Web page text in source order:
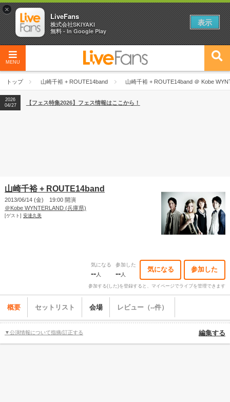
MENU
トップ 山崎千裕 + ROUTE14band 山崎千裕 + ROUTE14band ＠ Kobe
2026
04/27
2026
【ライブ動員ランキング】2026年上半期編発表！
2026
04/27
【フェス特集2026】フェス情報はここから！
山崎千裕 + ROUTE14band
2013/06/14 (金) 19:00 開演
＠Kobe WYNTERLAND (兵庫県)
[ゲスト] 安達久美
気になる
--人
参加した
--人
気になる 参加した
参加する(した)を登録すると、マイページでライブを管理できます
概要 セットリスト 会場 レビュー（--件）
▼公演情報について指摘/訂正する 編集する
×
LiveFans
株式会社SKIYAKI
無料 - In Google Play
表示